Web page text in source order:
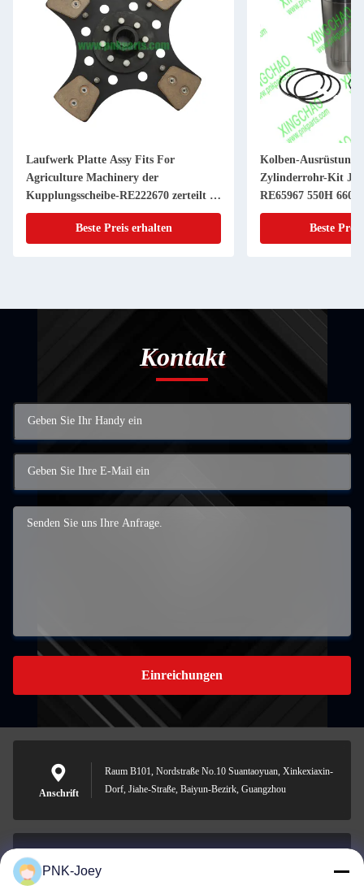
Laufwerk Platte Assy Fits For
Agriculture Machinery der
Kupplungsscheibe-RE222670 zerteilt 11
Zoll 20 KEIL
Beste Preis erhalten
Kolben-Ausrüstung
Zylinderrohr-Kit JDs
RE65967 550H 6603
Powerthch Turbo
Beste
Kontakt
Einreichungen
Anschrift
Raum B101, Nordstraße No.10 Suantaoyuan, Xinkexiaxin-
Dorf, Jiahe-Straße, Baiyun-Bezirk, Guangzhou
E-Mail-Adresse
PNK-Joey